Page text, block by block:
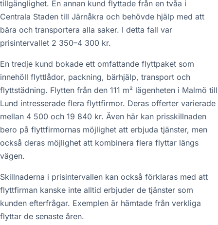
tillgänglighet. En annan kund flyttade från en tvåa i
Centrala Staden till Järnåkra och behövde hjälp med att
bära och transportera alla saker. I detta fall var
prisintervallet 2 350–4 300 kr.
En tredje kund bokade ett omfattande flyttpaket som
innehöll flyttlådor, packning, bärhjälp, transport och
flyttstädning. Flytten från den 111 m² lägenheten i Malmö till
Lund intresserade flera flyttfirmor. Deras offerter varierade
mellan 4 500 och 19 840 kr. Även här kan prisskillnaden
bero på flyttfirmornas möjlighet att erbjuda tjänster, men
också deras möjlighet att kombinera flera flyttar längs
vägen.
Skillnaderna i prisintervallen kan också förklaras med att
flyttfirman kanske inte alltid erbjuder de tjänster som
kunden efterfrågar. Exemplen är hämtade från verkliga
flyttar de senaste åren.